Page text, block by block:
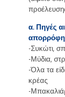
α. Πηγές
-Συκώτι,
-Μύδια,
-Όλα τα
κρέας
-